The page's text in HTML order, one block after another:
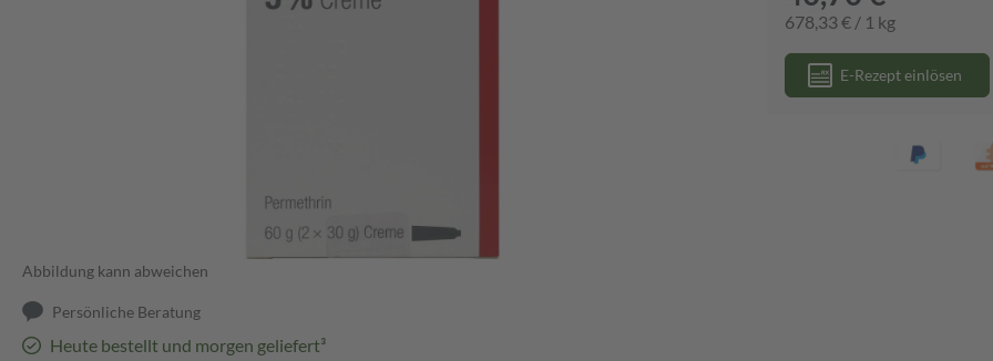
Abbildung kann abweichen
Persönliche Beratung
Heute bestellt und morgen geliefert³
678,33 € / 1 kg
E-Rezept einlösen